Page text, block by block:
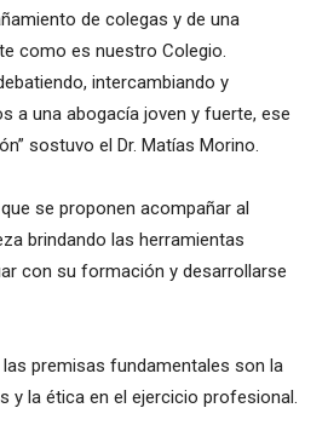
de colegas y de una
como es nuestro Colegio.
intercambiando y
a una abogacía joven y fuerte, ese
sostuvo el Dr. Matías Morino.
se proponen acompañar al
brindando las herramientas
con su formación y desarrollarse
premisas fundamentales son la
y la ética en el ejercicio profesional.